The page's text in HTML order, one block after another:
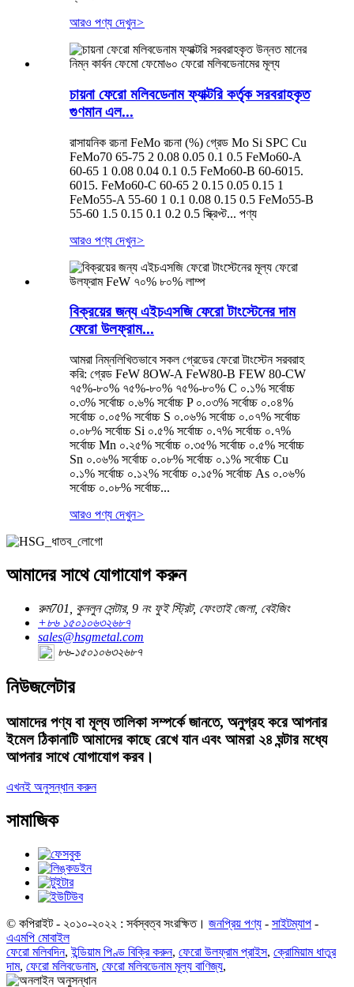
আরও পণ্য দেখুন>
চায়না ফেরো মলিবডেনাম ফ্যাক্টরি কর্তৃক সরবরাহকৃত
গুণমান এল...
রাসায়নিক রচনা FeMo রচনা (%) গ্রেড Mo Si SPC Cu
FeMo70 65-75 2 0.08 0.05 0.1 0.5 FeMo60-A
60-65 1 0.08 0.04 0.1 0.5 FeMo60-B 60-6015.
6015. FeMo60-C 60-65 2 0.15 0.05 0.15 1
FeMo55-A 55-60 1 0.1 0.08 0.15 0.5 FeMo55-B
55-60 1.5 0.15 0.1 0.2 0.5 স্ক্রিপ্ট... পণ্য
আরও পণ্য দেখুন>
বিক্রয়ের জন্য এইচএসজি ফেরো টাংস্টেনের দাম
ফেরো উলফ্রাম...
আমরা নিম্নলিখিতভাবে সকল গ্রেডের ফেরো টাংস্টেন সরবরাহ
করি: গ্রেড FeW 8OW-A FeW80-B FEW 80-CW
৭৫%-৮০% ৭৫%-৮০% ৭৫%-৮০% C ০.১% সর্বোচ্চ
০.৩% সর্বোচ্চ ০.৬% সর্বোচ্চ P ০.০৩% সর্বোচ্চ ০.০৪%
সর্বোচ্চ ০.০৫% সর্বোচ্চ S ০.০৬% সর্বোচ্চ ০.০৭% সর্বোচ্চ
০.০৮% সর্বোচ্চ Si ০.৫% সর্বোচ্চ ০.৭% সর্বোচ্চ ০.৭%
সর্বোচ্চ Mn ০.২৫% সর্বোচ্চ ০.৩৫% সর্বোচ্চ ০.৫% সর্বোচ্চ
Sn ০.০৬% সর্বোচ্চ ০.০৮% সর্বোচ্চ ০.১% সর্বোচ্চ Cu
০.১% সর্বোচ্চ ০.১২% সর্বোচ্চ ০.১৫% সর্বোচ্চ As ০.০৬%
সর্বোচ্চ ০.০৮% সর্বোচ্চ...
আরও পণ্য দেখুন>
আমাদের সাথে যোগাযোগ করুন
রুম701, কুনলুন সেন্টার, 9 নং ফুই স্ট্রিট, ফেংতাই জেলা, বেইজিং
+৮৬ ১৫০১০৬৩২৬৮৭
sales@hsgmetal.com
৮৬-১৫০১০৬৩২৬৮৭
নিউজলেটার
আমাদের পণ্য বা মূল্য তালিকা সম্পর্কে জানতে, অনুগ্রহ করে আপনার
ইমেল ঠিকানাটি আমাদের কাছে রেখে যান এবং আমরা ২৪ ঘন্টার মধ্যে
আপনার সাথে যোগাযোগ করব।
এখনই অনুসন্ধান করুন
সামাজিক
© কপিরাইট - ২০১০-২০২২ : সর্বস্বত্ব সংরক্ষিত। জনপ্রিয় পণ্য - সাইটম্যাপ -
এএমপি মোবাইল
ফেরো মলিবদিন,ইন্ডিয়াম পিণ্ড বিক্রি করুন, ফেরো উলফ্রাম প্রাইস, ক্রোমিয়াম ধাতুর
দাম, ফেরো মলিবডেনাম, ফেরো মলিবডেনাম মূল্য বাণিজ্য,